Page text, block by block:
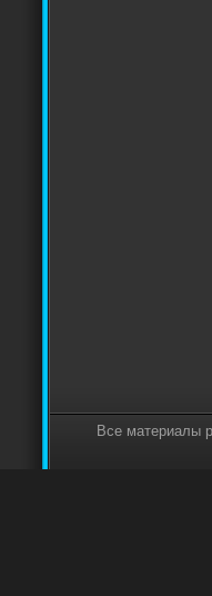
Все материалы